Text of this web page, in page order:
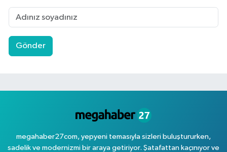
Gönder
megahaber27com, yepyeni temasıyla sizleri buluştururken,
sadelik ve modernizmi bir araya getiriyor. Şatafattan kaçınıyor ve